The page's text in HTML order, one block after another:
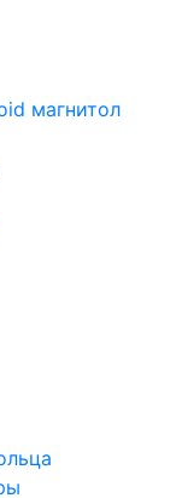
магнитол